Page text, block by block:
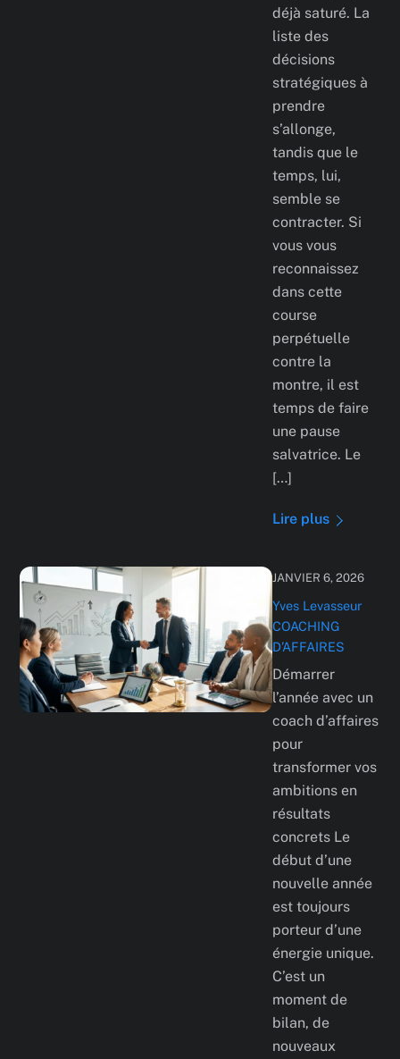
déjà saturé. La
liste des
décisions
stratégiques à
prendre
s’allonge,
tandis que le
temps, lui,
semble se
contracter. Si
vous vous
reconnaissez
dans cette
course
perpétuelle
contre la
montre, il est
temps de faire
une pause
salvatrice. Le
[…]
Lire plus
JANVIER 6, 2026
Yves Levasseur
COACHING
D’AFFAIRES
Démarrer
l’année avec un
coach d’affaires
pour
transformer vos
ambitions en
résultats
concrets Le
début d’une
nouvelle année
est toujours
porteur d’une
énergie unique.
C’est un
moment de
bilan, de
nouveaux